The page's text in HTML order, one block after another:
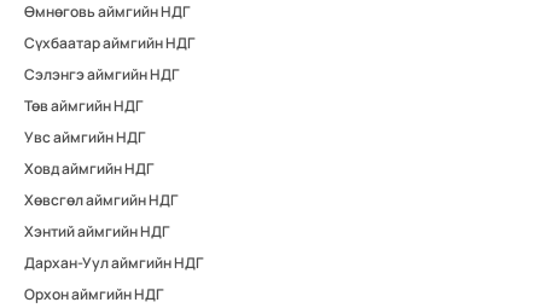
Өмнөговь аймгийн НДГ
Сүхбаатар аймгийн НДГ
Сэлэнгэ аймгийн НДГ
Төв аймгийн НДГ
Увс аймгийн НДГ
Ховд аймгийн НДГ
Хөвсгөл аймгийн НДГ
Хэнтий аймгийн НДГ
Дархан-Уул аймгийн НДГ
Орхон аймгийн НДГ